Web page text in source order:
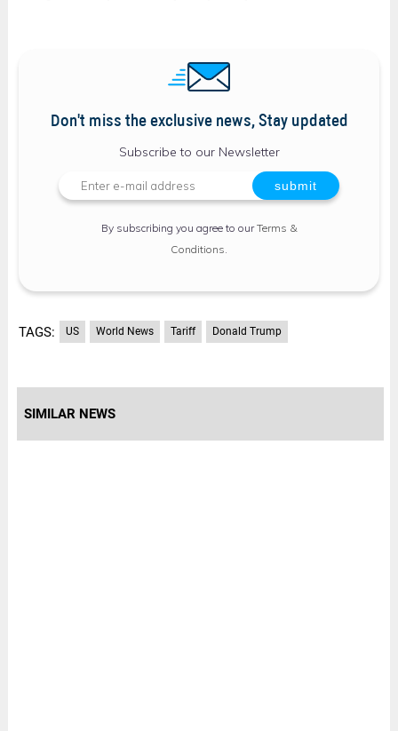
Don't miss the exclusive news, Stay updated
Subscribe to our Newsletter
By subscribing you agree to ourTerms &
Conditions
TAGS: US World News Tariff Donald Trump
SIMILAR NEWS